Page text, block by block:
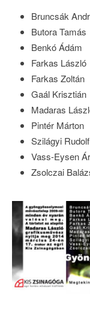
Bruncsák
Butora Tamás
Benkó Ádám
Farkas László
Farkas Zoltán
Gaál Krisztián
Madaras
Pintér Márton
Szilágyi Rudolf
Vass-Eysen
Zsolczai